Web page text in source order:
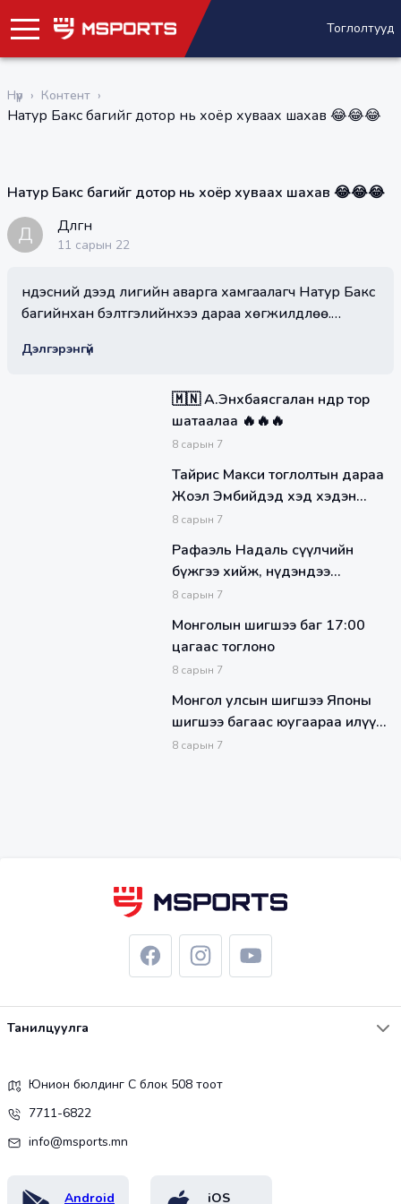
Тоглолтууд
Нүүр › Контент ›
Натур Бакс багийг дотор нь хоёр хуваах шахав 😂😂😂
Натур Бакс багийг дотор нь хоёр хуваах шахав 😂😂😂
Д Дөлгөөн
11 сарын 22
Үндэсний дээд лигийн аварга хамгаалагч Натур Бакс
багийнхан бэлтгэлийнхээ дараа хөгжилдлөө.
танилцацгаая.😋 Natur Bucks Volleyball Club
Дэлгэрэнгүй
🇲🇳 А.Энхбаясгалан өнөөдөр тор
шатаалаа 🔥🔥🔥
8 сарын 7
Тайрис Макси тоглолтын дараа
Жоэл Эмбийдэд хэд хэдэн
хатуу үг хэлжээ
8 сарын 7
Рафаэль Надаль сүүлчийн
бүжгээ хийж, нүдэндээ
нулимстай эх спортоосоо зодог
8 сарын 7
Монголын шигшээ баг 17:00
цагаас тоглоно
8 сарын 7
Монгол улсын шигшээ Японы
шигшээ багаас юугаараа илүү
вэ?
8 сарын 7
Танилцуулга
Юнион бюлдинг С блок 508 тоот
7711-6822
info@msports.mn
Android iOS